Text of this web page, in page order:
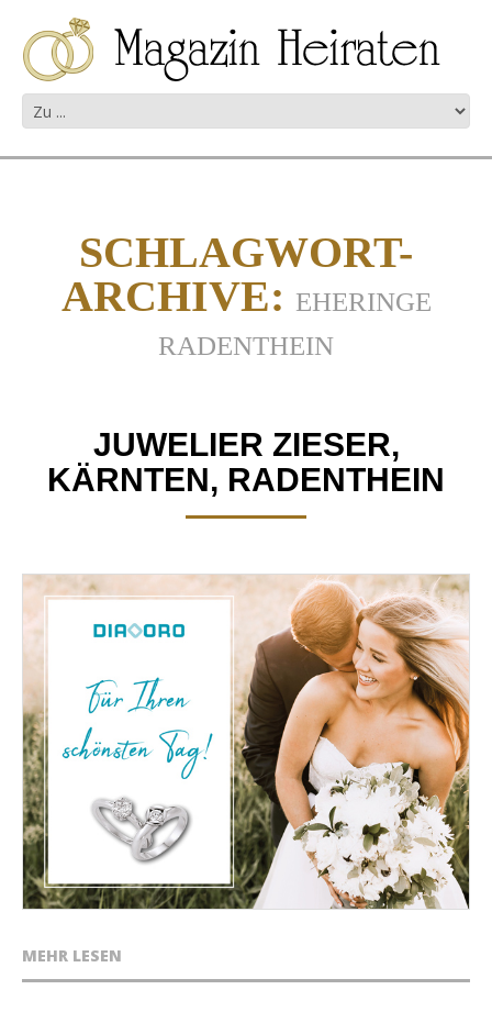
SCHLAGWORT-
ARCHIVE: EHERINGE
RADENTHEIN
JUWELIER ZIESER,
KÄRNTEN, RADENTHEIN
MEHR LESEN